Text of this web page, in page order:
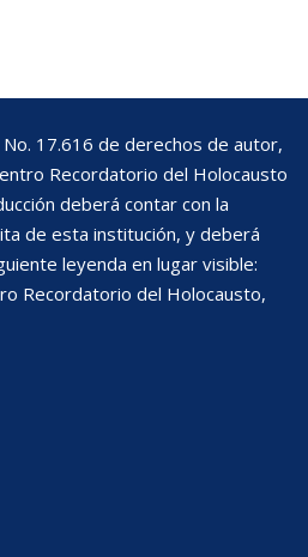
17.616 de derechos de autor,
Recordatorio del Holocausto
deberá contar con la
de esta institución, y deberá
leyenda en lugar visible:
Recordatorio del Holocausto,